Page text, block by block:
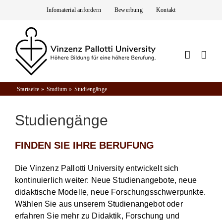
springen
Infomaterial anfordern Bewerbung Kontakt
Startseite Studium Studiengänge
Studiengänge
FINDEN SIE IHRE BERUFUNG
Die Vinzenz Pallotti University entwickelt sich
kontinuierlich weiter: Neue Studienangebote, neue
didaktische Modelle, neue Forschungsschwerpunkte.
Wählen Sie aus unserem Studienangebot oder
erfahren Sie mehr zu Didaktik, Forschung und